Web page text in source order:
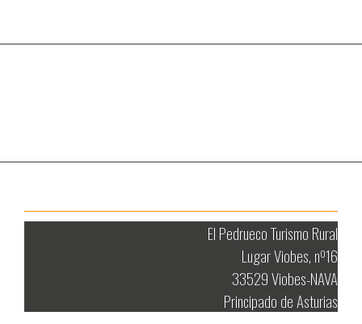
El Pedrueco Turismo Rural
Lugar Viobes, nº16
33529 Viobes-NAVA
Principado de Asturias